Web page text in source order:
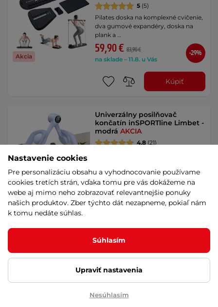
Akcia
5 (5)
Pilates doska na komplexné cvičenie,
dva gumové expandéry, doska na
plank a …
59,90 € 83,90 €
na sklade – 11.8. u Vás
-29%
Kúpiť
Akcia
Univerzálny posilňovač
končatín inSPORTline Limbet -
modráAKCIA
4.8 (21)
rúk, …
10,90 €
15,90 €
na sklade – 11.8. u Vás
-31%
Univerzálny posilňovač
končatín inSPORTline Limbet -
ružováAKCIA
Posilňovač s pružinovým odporom a
počítadlom na posilnenie stehien,
Nastavenie cookies
Pre personalizáciu obsahu a vyhodnocovanie používame
cookies tretích strán, vďaka tomu pre vás dokážeme na
webe aj mimo neho zobrazovať relevantnejšie ponuky
našich produktov. Zber týchto dát nezapneme, pokiaľ nám
k tomu nedáte súhlas.
Súhlasím
Upraviť nastavenia
Nesúhlasím